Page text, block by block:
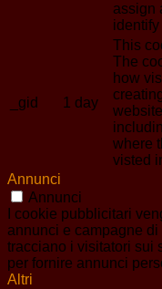
assign
_gid 1 day
This
The
how
where
visted
Annunci
Annunci
I cookie pubblicitari
annunci e campagne
tracciano i visitatori sui
per fornire annunci
Altri